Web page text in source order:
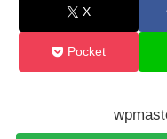
X
Pocket